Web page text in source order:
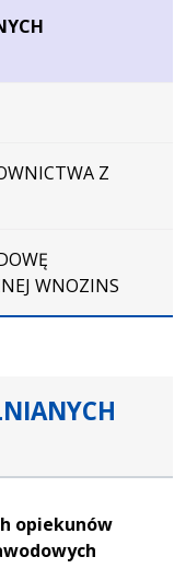
Z
WNOZINS
opiekunów